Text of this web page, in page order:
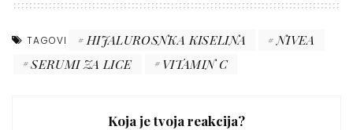
TAGOVI HIJALUROSNKA KISELINA
NIVEA
SERUMI ZA LICE
VITAMIN C
Koja je tvoja reakcija?